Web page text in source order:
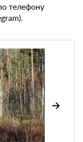
телефону